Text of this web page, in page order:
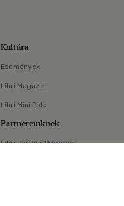
×
Kultúra
Események
Libri Magazin
Libri Mini Polc
Partnereinknek
Libri Partner Program